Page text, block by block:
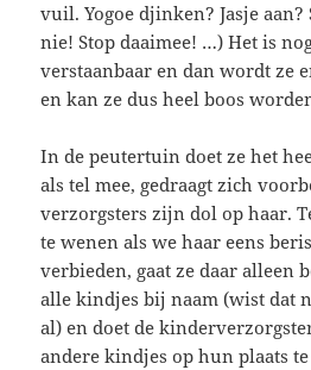
vuil. Yogoe djinken? Jasje
nie! Stop daaimee! …) Het is
verstaanbaar en dan wordt ze
en kan ze dus heel boos
In de peutertuin doet ze het
als tel mee, gedraagt zich
verzorgsters zijn dol op haar.
te wenen als we haar eens
verbieden, gaat ze daar alleen
alle kindjes bij naam (wist dat
al) en doet de
andere kindjes op hun plaats